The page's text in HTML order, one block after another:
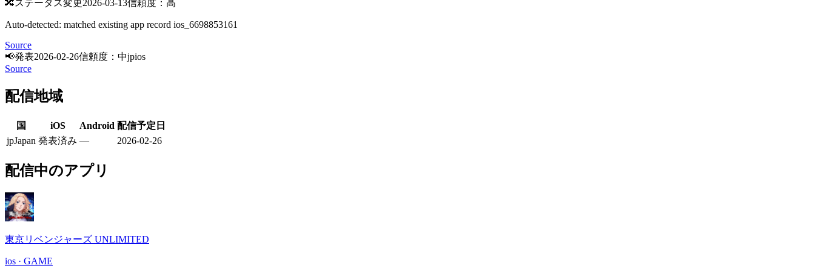
🔀ステータス変更2026-03-13信頼度：高
Auto-detected: matched existing app record ios_6698853161
Source
📢発表2026-02-26信頼度：中jpios
Source
配信地域
国 iOS Android 配信予定日
jpJapan 発表済み — 2026-02-26
配信中のアプリ
東京リベンジャーズ UNLIMITED
ios · GAME